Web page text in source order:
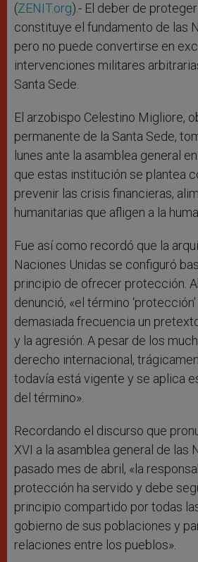
(ZENIT.org).- El deber de
constituye el fundamento de las
pero no puede convertirse en
intervenciones militares
Santa Sede.
El arzobispo Celestino Migliore,
permanente de la Santa Sede,
lunes ante la asamblea general
que estas institución se plantea
prevenir las crisis financieras,
humanitarias que afligen a la
Fue así como recordó que la
Naciones Unidas se configuró
principio de ofrecer protección.
denunció, «el término
demasiada frecuencia un
y la agresión. A pesar de los
derecho internacional,
todavía está vigente y se aplica
del término».
Recordando el discurso que
XVI a la asamblea general de las
pasado mes de abril, «la
protección ha servido y debe
principio compartido por todas
gobierno de sus poblaciones y
relaciones entre los pueblos».